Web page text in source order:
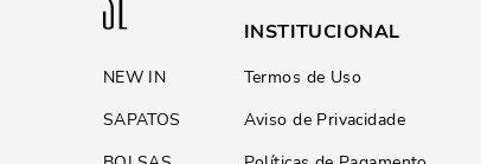
NEW IN
SAPATOS
INSTITUCIONAL
Termos de Uso
Aviso de Privacidade